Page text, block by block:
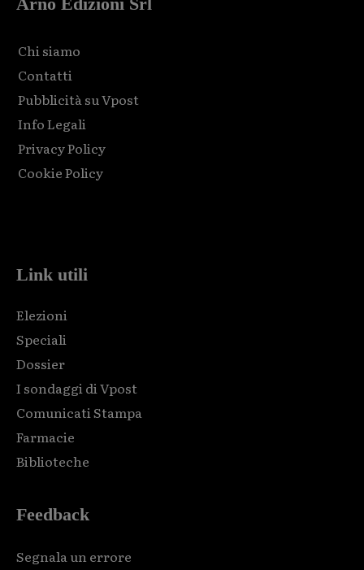
Chi siamo
Contatti
Pubblicità su Vpost
Info Legali
Privacy Policy
Cookie Policy
Link utili
Elezioni
Speciali
Dossier
I sondaggi di Vpost
Comunicati Stampa
Farmacie
Biblioteche
Feedback
Segnala un errore